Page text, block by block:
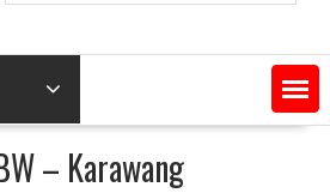
– Karawang